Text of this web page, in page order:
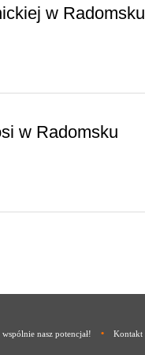
w Radomsku
w Radomsku
nasz potencjał! • Kontakt